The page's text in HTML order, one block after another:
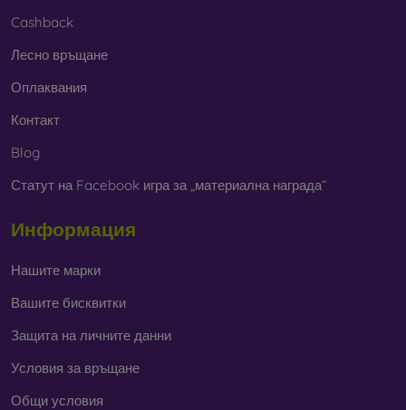
Cashback
Лесно връщане
Оплаквания
Контакт
Blog
Статут на Facebook игра за „материална награда“
Информация
Нашите марки
Вашите бисквитки
Защита на личните данни
Условия за връщане
Общи условия